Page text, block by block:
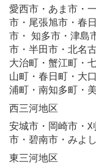
愛西市・あま市・
市・尾張旭市・春
市・ 知多市・津島
市・半田市・北名
大治町・蟹江町・
山町・春日町・大
浦町・南知多町・
西三河地区
安城市・岡崎市・
市・碧南市・みよ
東三河地区